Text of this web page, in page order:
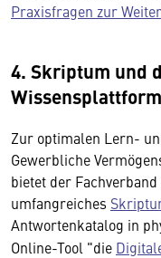
Praxisfragen zur
4. Skriptum und
Wissensplattform
Zur optimalen Lern-
Gewerbliche
bietet der
umfangreiches
Antwortenkatalog in
Online-Tool "die